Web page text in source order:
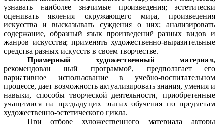
узнавать наиболее значимые произведения; эстетически
оценивать явления окружающего мира, произведения
искусства и высказывать суждения о них; анализировать
содержание, образный язык произведений разных видов и
жанров искусства; применять художественно-выразительные
средства разных искусств в своем творчестве.
Примерный художественный материал,
рекомендован ный программой, предполагает его
вариативное использование в учебно-воспитательном
процессе, дает возможность актуализировать знания, умения и
навыки, способы творческой деятельности, приобретенные
учащимися на предыдущих этапах обучения по предметам
художественно-эстетического цикла.
При отборе художественного материала авторы